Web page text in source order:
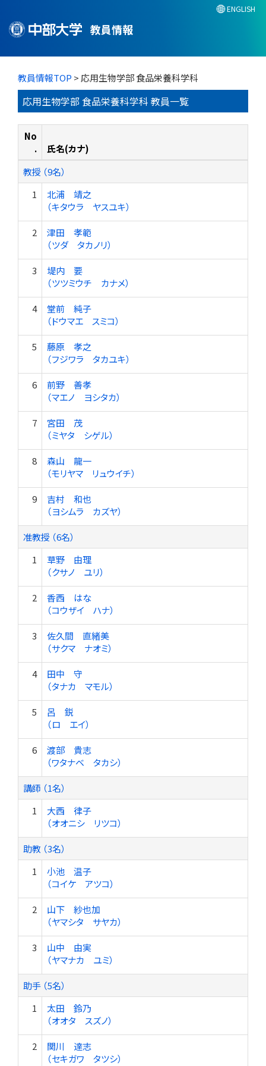
教員情報
ENGLISH
教員情報TOP > 応用生物学部 食品栄養科学科
応用生物学部 食品栄養科学科 教員一覧
No
.
氏名(カナ)
教授 （9名）
1
北浦 靖之
（キタウラ ヤスユキ）
2
津田 孝範
（ツダ タカノリ）
3
堤内 要
（ツツミウチ カナメ）
4
堂前 純子
（ドウマエ スミコ）
5
藤原 孝之
（フジワラ タカユキ）
6
前野 善孝
（マエノ ヨシタカ）
7
宮田 茂
（ミヤタ シゲル）
8
森山 龍一
（モリヤマ リュウイチ）
9
吉村 和也
（ヨシムラ カズヤ）
准教授 （6名）
1
草野 由理
（クサノ ユリ）
2
香西 はな
（コウザイ ハナ）
3
佐久間 直緒美
（サクマ ナオミ）
4
田中 守
（タナカ マモル）
5
呂 鋭
（ロ エイ）
6
渡部 貴志
（ワタナベ タカシ）
講師 （1名）
1
大西 律子
（オオニシ リツコ）
助教 （3名）
1
小池 温子
（コイケ アツコ）
2
山下 紗也加
（ヤマシタ サヤカ）
3
山中 由実
（ヤマナカ ユミ）
助手 （5名）
1
太田 鈴乃
（オオタ スズノ）
2
関川 達志
（セキガワ タツシ）